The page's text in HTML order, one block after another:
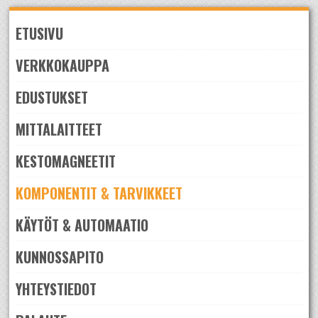
to
navigation
to
content
ETUSIVU
VERKKOKAUPPA
EDUSTUKSET
MITTALAITTEET
KESTOMAGNEETIT
KOMPONENTIT & TARVIKKEET
KÄYTÖT & AUTOMAATIO
KUNNOSSAPITO
YHTEYSTIEDOT